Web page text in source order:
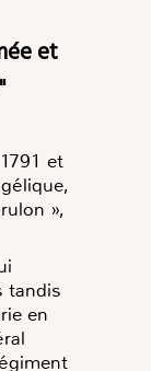
et
»,
tandis
en